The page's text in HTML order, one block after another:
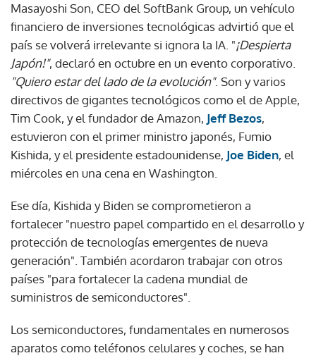
Masayoshi Son, CEO del SoftBank Group, un vehículo
financiero de inversiones tecnológicas advirtió que el
país se volverá irrelevante si ignora la IA. "¡Despierta
Japón!", declaró en octubre en un evento corporativo.
"Quiero estar del lado de la evolución". Son y varios
directivos de gigantes tecnológicos como el de Apple,
Tim Cook, y el fundador de Amazon, Jeff Bezos,
estuvieron con el primer ministro japonés, Fumio
Kishida, y el presidente estadounidense, Joe Biden, el
miércoles en una cena en Washington.
Ese día, Kishida y Biden se comprometieron a
fortalecer "nuestro papel compartido en el desarrollo y
protección de tecnologías emergentes de nueva
generación". También acordaron trabajar con otros
países "para fortalecer la cadena mundial de
suministros de semiconductores".
Los semiconductores, fundamentales en numerosos
aparatos como teléfonos celulares y coches, se han